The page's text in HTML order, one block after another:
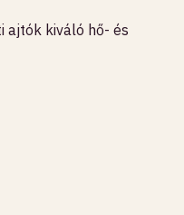
ajtók kiváló hő- és